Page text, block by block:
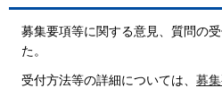
募集要項等に関する意見、質問の
た。
受付方法等の詳細については、 募